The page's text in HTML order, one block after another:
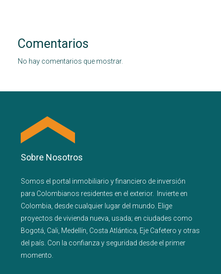
Comentarios
No hay comentarios que mostrar.
Sobre Nosotros
Somos el portal inmobiliario yfinanciero de inversión
para Colombianos residentes en el exterior.
Invierte en
Colombia, desde cualquier lugar del mundo. Elige
proyectos devivienda nueva usada; en ciudades como
Bogotá Cali Medellín Costa Atlántica Eje Cafetero y otras
del país . Con la confianza y seguridad desde el primer
momento.